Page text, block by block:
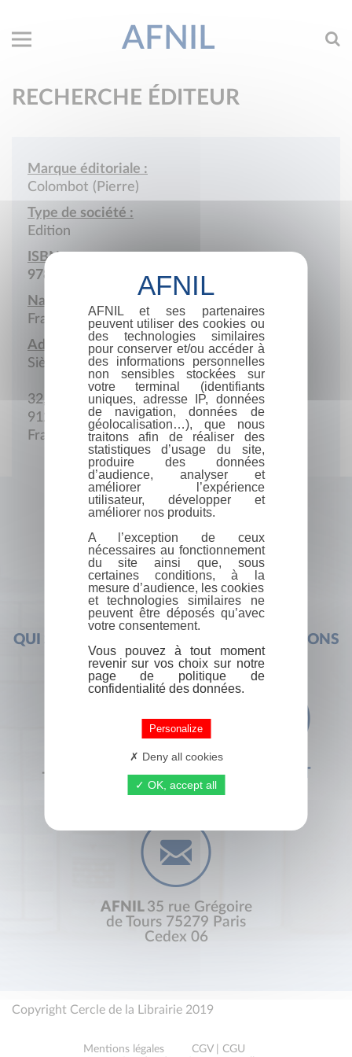
AFNIL
RECHERCHE ÉDITEUR
Marque éditoriale :
Colombot (Pierre)
Type de société :
Edition
ISBN :
978-2-85412
Nationalité :
France
Adresse :
Siège social
32, av. de Brétigny
91240 Saint-Michel-sur-Orge
France
QUI SOMMES-NOUS ? FOIRE AUX QUESTIONS
+33 (0) 1 44 41 29 19 CONTACT
AFNIL 35 rue Grégoire
de Tours 75279 Paris
Cedex 06
Copyright Cercle de la Librairie 2019
Mentions légales
CGV | CGU
AFNIL et ses partenaires
peuvent utiliser des cookies ou
des technologies similaires
pour conserver et/ou accéder à
des informations personnelles
non sensibles stockées sur
votre terminal (identifiants
uniques, adresse IP, données
de navigation, données de
géolocalisation…), que nous
traitons afin de réaliser des
statistiques d’usage du site,
produire des données
d’audience, analyser et
améliorer l’expérience
utilisateur, développer et
améliorer nos produits.
A l’exception de ceux
nécessaires au fonctionnement
du site ainsi que, sous
certaines conditions, à la
mesure d’audience, les cookies
et technologies similaires ne
peuvent être déposés qu’avec
votre consentement.
Vous pouvez à tout moment
revenir sur vos choix sur notre
page de politique de
confidentialité des données.
Personalize
Deny all cookies
OK, accept all